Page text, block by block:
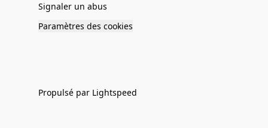
Signaler un abus
Paramètres des cookies
Propulsé par Lightspeed